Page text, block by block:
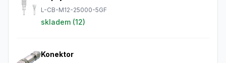
L-CB-M12-25000-5GF
skladem (12)
Konektor